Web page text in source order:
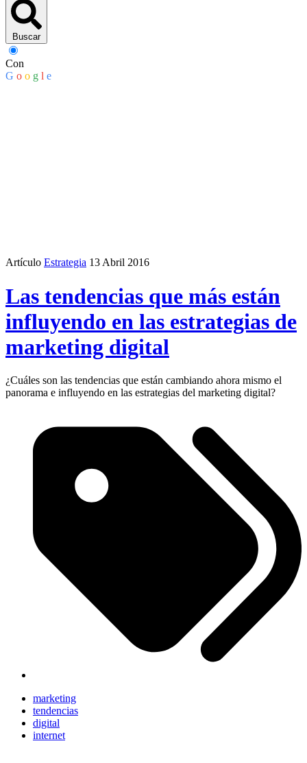
Buscar
Con
G o o g l e
Artículo Estrategia 13 Abril 2016
Las tendencias que más están
influyendo en las estrategias de
marketing digital
¿Cuáles son las tendencias que están cambiando ahora mismo el
panorama e influyendo en las estrategias del marketing digital?
marketing
tendencias
digital
internet